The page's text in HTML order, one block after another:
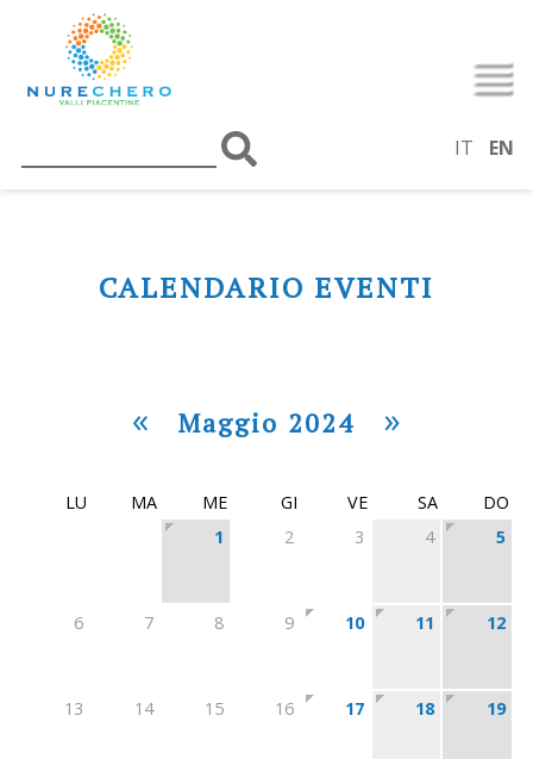
IT EN
CALENDARIO EVENTI
« Maggio 2024 »
LU MA ME GI VE SA
DO
1
2 3 4 5
6 7 8 9 10 11 12
13 14 15 16 17 18 19